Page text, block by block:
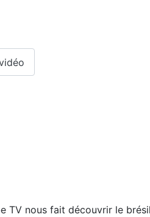
TV nous fait découvrir le